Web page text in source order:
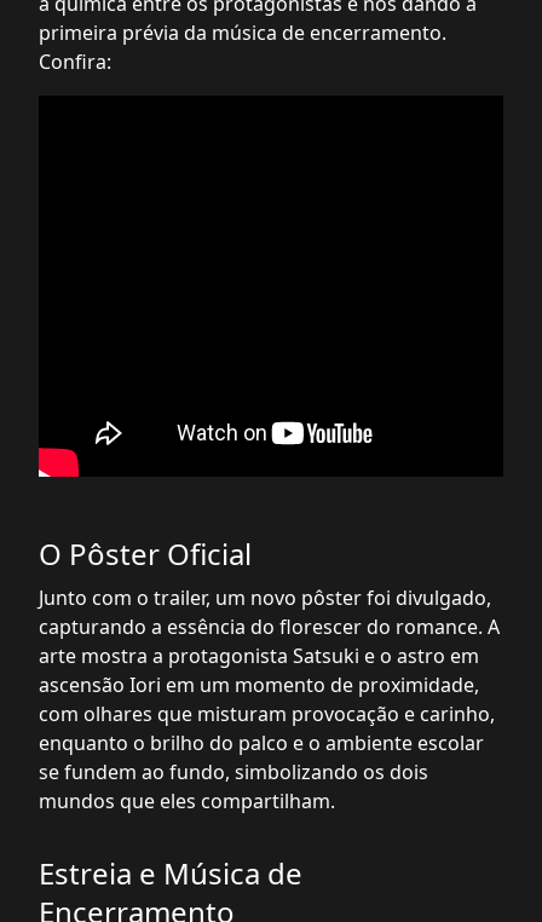
primeira prévia da música de encerramento.
Confira:
O Pôster Oficial
Junto com o trailer, um novo pôster foi divulgado,
capturando a essência do florescer do romance. A
arte mostra a protagonista Satsuki e o astro em
ascensão Iori em um momento de proximidade,
com olhares que misturam provocação e carinho,
enquanto o brilho do palco e o ambiente escolar
se fundem ao fundo, simbolizando os dois
mundos que eles compartilham.
Estreia e Música de
Encerramento